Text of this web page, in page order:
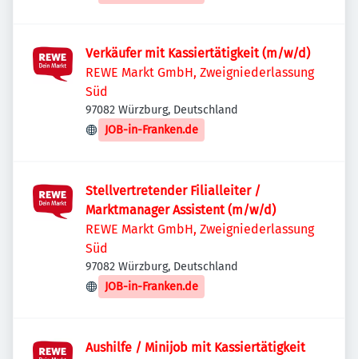
Verkäufer mit Kassiertätigkeit (m/w/d)
REWE Markt GmbH, Zweigniederlassung
Süd
97082 Würzburg, Deutschland
JOB-in-Franken.de
Stellvertretender Filialleiter /
Marktmanager Assistent (m/w/d)
REWE Markt GmbH, Zweigniederlassung
Süd
97082 Würzburg, Deutschland
JOB-in-Franken.de
Aushilfe / Minijob mit Kassiertätigkeit